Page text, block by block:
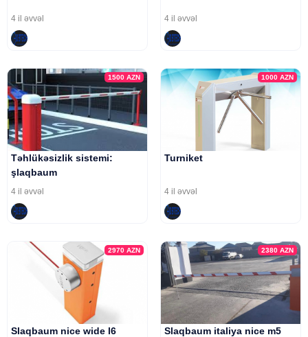
4 il əvvəl 4 il əvvəl
1500AZN
Təhlükəsizlik sistemi:
şlaqbaum
4 il əvvəl
1000 AZN
Turniket
4 il əvvəl
2970AZN
Slaqbaum nice wide l6
2380 AZN
Slaqbaum italiya nice m5